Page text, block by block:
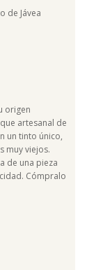
de Jávea
origen
artesanal de
un tinto único,
muy viejos.
de una pieza
Cómpralo